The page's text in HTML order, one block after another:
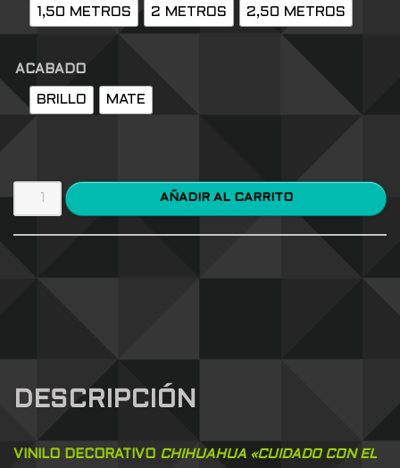
1,50 METROS 2 METROS 2,50 METROS
ACABADO
BRILLO MATE
AÑADIR AL CARRITO
DESCRIPCIÓN
VINILO DECORATIVO CHIHUAHUA «CUIDADO CON EL